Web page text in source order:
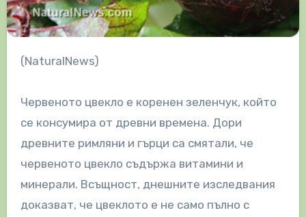
(NaturalNews)
Червеното цвекло е коренен зеленчук, който
се консумира от древни времена. Дори
древните римляни и гърци са смятали, че
червеното цвекло съдържа витамини и
минерали. Всъщност, днешните изследвания
доказват, че цвеклото е не само пълно с